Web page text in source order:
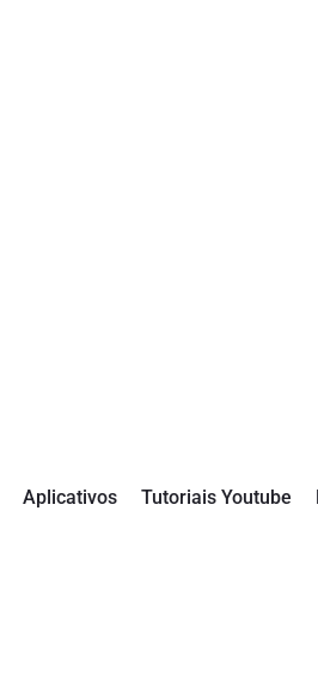
Aplicativos Tutoriais Youtube